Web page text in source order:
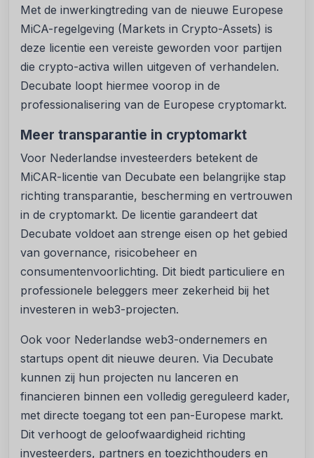
Met de inwerkingtreding van de nieuwe Europese
MiCA-regelgeving (Markets in Crypto-Assets) is
deze licentie een vereiste geworden voor partijen
die crypto-activa willen uitgeven of verhandelen.
Decubate loopt hiermee voorop in de
professionalisering van de Europese cryptomarkt.
Meer transparantie in cryptomarkt
Voor Nederlandse investeerders betekent de
MiCAR-licentie van Decubate een belangrijke stap
richting transparantie, bescherming en vertrouwen
in de cryptomarkt. De licentie garandeert dat
Decubate voldoet aan strenge eisen op het gebied
van governance, risicobeheer en
consumentenvoorlichting. Dit biedt particuliere en
professionele beleggers meer zekerheid bij het
investeren in web3-projecten.
Ook voor Nederlandse web3-ondernemers en
startups opent dit nieuwe deuren. Via Decubate
kunnen zij hun projecten nu lanceren en
financieren binnen een volledig gereguleerd kader,
met directe toegang tot een pan-Europese markt.
Dit verhoogt de geloofwaardigheid richting
investeerders, partners en toezichthouders en